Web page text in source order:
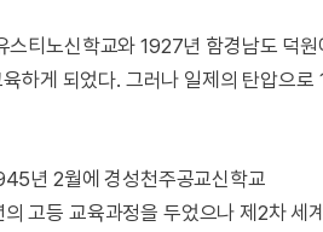
스티노신학교와 1927년 함경남도 덕원
하게 되었다. 그러나 일제의 탄압으
년 2월에 경성천주공교신학교
고등 교육과정을 두었으나 제2차 세